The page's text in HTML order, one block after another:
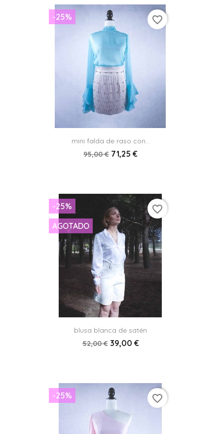
mini falda de raso con...
95,00 € 71,25 €
-25% favorite_border
blusa blanca de satén
52,00 € 39,00 €
-25%
AGOTADO
favorite_border
-25% favorite_border